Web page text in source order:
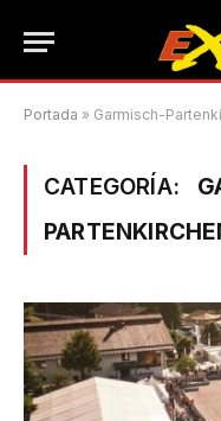
Portada » Garmisch-
CATEGORÍA: